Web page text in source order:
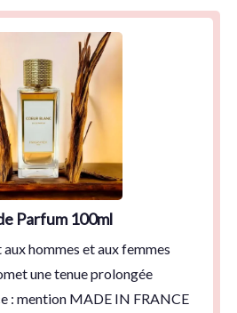
Parfum 100ml
aux hommes et aux femmes
une tenue prolongée
: mention MADE IN FRANCE